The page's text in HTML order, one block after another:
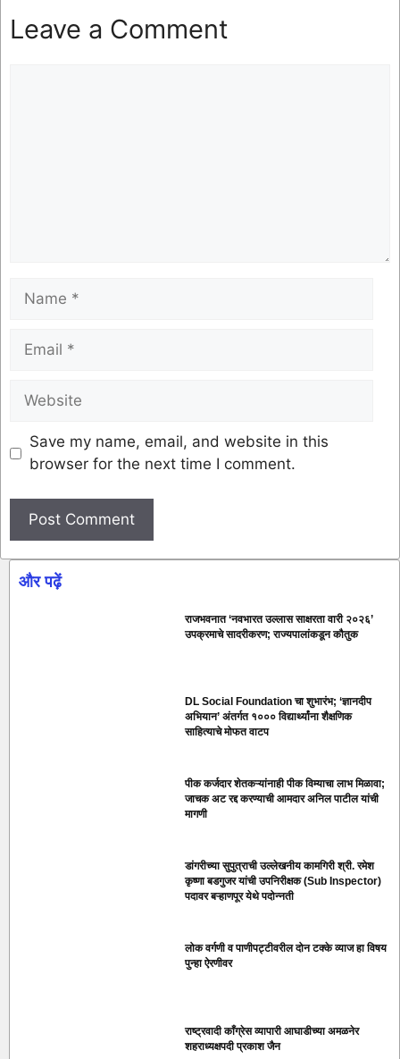
Leave a Comment
Save my name, email, and website in this
browser for the next time I comment.
और पढ़ें
राजभवनात ‘नवभारत उल्लास साक्षरता वारी २०२६’
उपक्रमाचे सादरीकरण; राज्यपालांकडून कौतुक
DL Social Foundation चा शुभारंभ; ‘ज्ञानदीप
अभियान’ अंतर्गत १००० विद्यार्थ्यांना शैक्षणिक
साहित्याचे मोफत वाटप
पीक कर्जदार शेतकऱ्यांनाही पीक विम्याचा लाभ मिळावा;
जाचक अट रद्द करण्याची आमदार अनिल पाटील यांची
मागणी
डांगरीच्या सुपुत्राची उल्लेखनीय कामगिरी श्री. रमेश
कृष्णा बडगुजर यांची उपनिरीक्षक (Sub Inspector)
पदावर बऱ्हाणपूर येथे पदोन्नती
लोक वर्गणी व पाणीपट्टीवरील दोन टक्के व्याज हा विषय
पुन्हा ऐरणीवर
राष्ट्रवादी काँग्रेस व्यापारी आघाडीच्या अमळनेर
शहराध्यक्षपदी प्रकाश जैन